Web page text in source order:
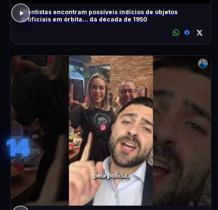
Cientistas encontram possíveis indícios de objetos
artificiais em órbita… da década de 1950
14